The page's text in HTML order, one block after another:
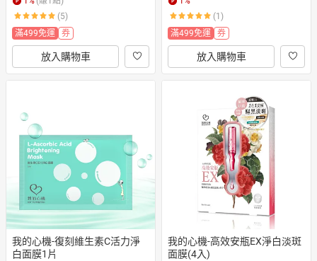
(5)
滿499免運
券
放入購物車
(1)
滿499免運
券
放入購物車
我的心機-復刻維生素C活力淨
白面膜1片
我的心機-高效安瓶EX淨白淡斑
面膜(4入)